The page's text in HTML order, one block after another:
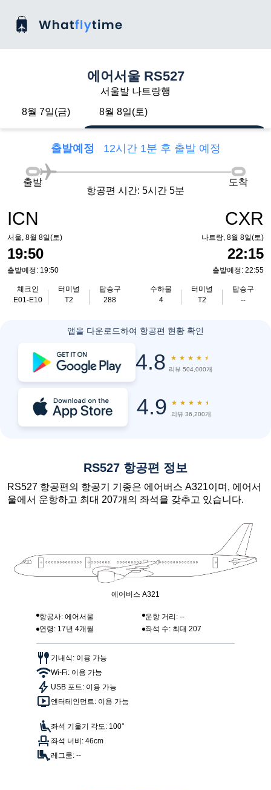
에어서울 RS527
서울발 나트랑행
8월 7일(금)
8월 8일(토)
출발예정 12시간 1분 후 출발 예정
ICN
서울, 8월 8일(토)
19:50
출발예정: 19:50
체크인
E01-E10
터미널
T2
탑승구
288
출발
항공편 시간: 5시간 5분
도착
CXR
나트랑, 8월 8일(토)
22:15
출발예정: 22:55
수하물
4
터미널
T2
탑승구
--
앱을 다운로드하여 항공편 현황 확인
4.8 ★ ★ ★ ★ ★
리뷰 504,000개
4.9 ★ ★ ★ ★ ★
리뷰 36,200개
RS527 항공편 정보
RS527 항공편의 항공기 기종은 에어버스 A321이며, 에어서
울에서 운항하고 최대 207개의 좌석을 갖추고 있습니다.
에어버스 A321
항공사: 에어서울
운항 거리: --
연령: 17년 4개월
좌석 수: 최대 207
기내식: 이용 가능
Wi-Fi: 이용 가능
USB 포트: 이용 가능
엔터테인먼트: 이용 가능
좌석 기울기 각도: 100°
좌석 너비: 46cm
레그룸: --